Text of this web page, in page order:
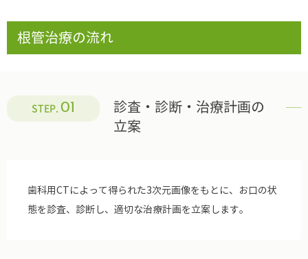
根管治療の流れ
STEP. 01
診査・診断・治療計画の
立案
歯科用CTによって得られた3次元画像をもとに、お口の状
態を診査、診断し、適切な治療計画を立案します。